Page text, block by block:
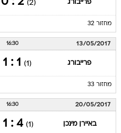
פרייבורג (2)
מחזור 32
13/05/2017
16:30
פרייבורג (1)
1 : 1
מחזור 33
20/05/2017
16:30
באיירן מינכן (1)
4 : 1